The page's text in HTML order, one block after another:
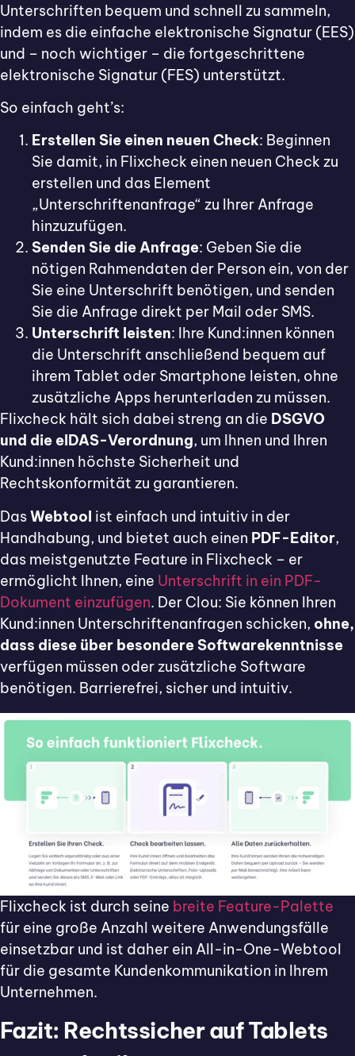
Unterschriften bequem und schnell zu sammeln,
indem es die einfache elektronische Signatur (EES)
und – noch wichtiger – die fortgeschrittene
elektronische Signatur (FES) unterstützt.
So einfach geht’s:
Erstellen Sie einen neuen Check: Beginnen
Sie damit, in Flixcheck einen neuen Check zu
erstellen und das Element
„Unterschriftenanfrage“ zu Ihrer Anfrage
hinzuzufügen.
Senden Sie die Anfrage: Geben Sie die
nötigen Rahmendaten der Person ein, von der
Sie eine Unterschrift benötigen, und senden
Sie die Anfrage direkt per Mail oder SMS.
Unterschrift leisten: Ihre Kund:innen können
die Unterschrift anschließend bequem auf
ihrem Tablet oder Smartphone leisten, ohne
zusätzliche Apps herunterladen zu müssen.
Flixcheck hält sich dabei streng an die DSGVO
und die eIDAS-Verordnung, um Ihnen und Ihren
Kund:innen höchste Sicherheit und
Rechtskonformität zu garantieren.
DasWebtool ist einfach und intuitiv in der
Handhabung, und bietet auch einen PDF-Editor,
das meistgenutzte Feature in Flixcheck – er
ermöglicht Ihnen, eine Unterschrift in ein PDF-
Dokument einzufügen. Der Clou: Sie können Ihren
Kund:innen Unterschriftenanfragen schicken, ohne,
dass diese über besondere Softwarekenntnisse
verfügen müssen oder zusätzliche Software
benötigen. Barrierefrei, sicher und intuitiv.
Flixcheck ist durch seine breite Feature-Palette
für eine große Anzahl weitere Anwendungsfälle
einsetzbar und ist daher ein All-in-One-Webtool
für die gesamte Kundenkommunikation in Ihrem
Unternehmen.
Fazit: Rechtssicher auf Tablets